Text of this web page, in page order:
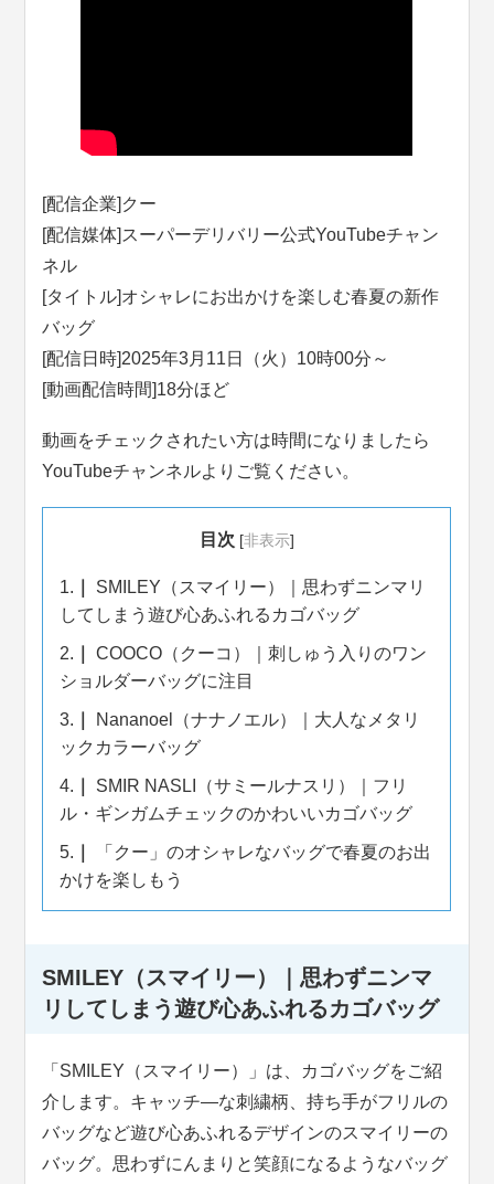
[配信企業]クー
[配信媒体]スーパーデリバリー公式YouTubeチャン
ネル
[タイトル]オシャレにお出かけを楽しむ春夏の新作
バッグ
[配信日時]2025年3月11日（火）10時00分～
[動画配信時間]18分ほど
動画をチェックされたい方は時間になりましたら
YouTubeチャンネルよりご覧ください。
目次 [非表示]
1.
SMILEY（スマイリー）｜思わずニンマリ
してしまう遊び心あふれるカゴバッグ
2.
COOCO（クーコ）｜刺しゅう入りのワン
ショルダーバッグに注目
3.
Nananoel（ナナノエル）｜大人なメタリ
ックカラーバッグ
4.
SMIR NASLI（サミールナスリ）｜フリ
ル・ギンガムチェックのかわいいカゴバッグ
5.
「クー」のオシャレなバッグで春夏のお出
かけを楽しもう
SMILEY（スマイリー）｜思わずニンマ
リしてしまう遊び心あふれるカゴバッグ
「SMILEY（スマイリー）」は、カゴバッグをご紹
介します。キャッチ―な刺繍柄、持ち手がフリルの
バッグなど遊び心あふれるデザインのスマイリーの
バッグ。思わずにんまりと笑顔になるようなバッグ